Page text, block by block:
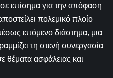
επίσημα για την απόφαση
πολεμικό πλοίο
επόμενο διάστημα, μια
τη στενή συνεργασία
ασφάλειας και